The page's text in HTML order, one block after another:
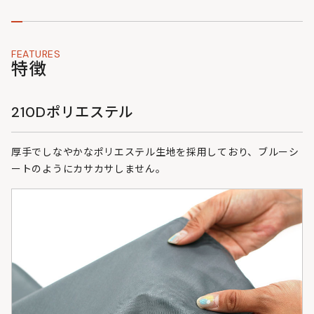
FEATURES
特徴
210Dポリエステル
厚手でしなやかなポリエステル生地を採用しており、ブルーシ
ートのようにカサカサしません。